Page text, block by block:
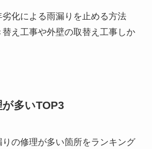
劣化による雨漏りを止める方法
え工事や外壁の取替え工事しか
多いTOP3
りの修理が多い箇所をランキング